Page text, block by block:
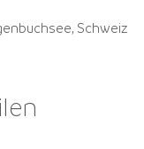
Schweiz